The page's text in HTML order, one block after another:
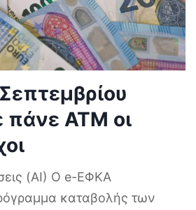
πάνε ΑΤΜ οι
(AI) Ο e-ΕΦΚΑ
καταβολής των